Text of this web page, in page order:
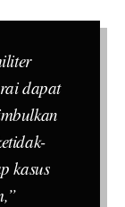
dapat
kasus